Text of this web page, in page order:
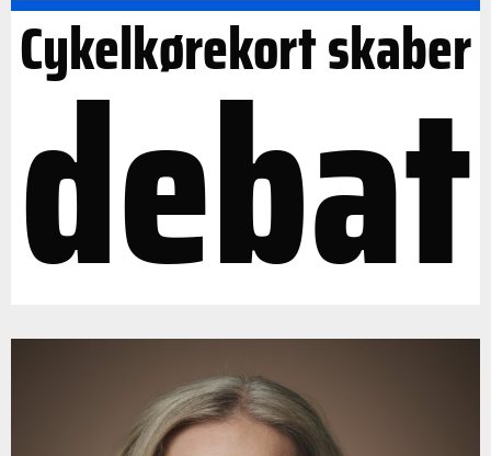
Cykelkørekort skaber
debat